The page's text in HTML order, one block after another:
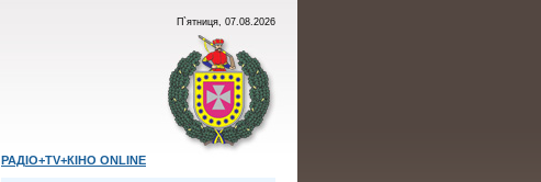
П`ятниця, 07.08.2026
РАДІО+TV+КІНО ONLINE